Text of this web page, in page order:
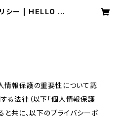
シー | HELLO MA
情報保護の重要性について認
る法律（以下「個人情報保護
と共に、以下のプライバシーポ